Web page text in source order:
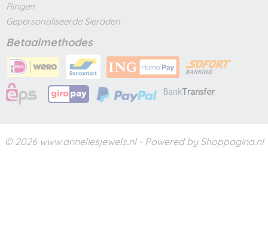
Ringen
Gepersonaliseerde Sieraden
Betaalmethodes
© 2026 www.anneliesjewels.nl - Powered by Shoppagina.nl